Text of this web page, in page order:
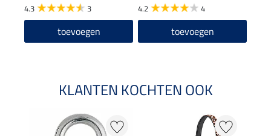
4.3 3
toevoegen
4.2 4
toevoegen
KLANTEN KOCHTEN OOK